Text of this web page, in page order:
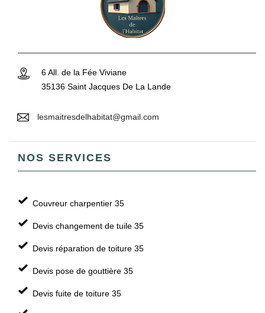
6 All. de la Fée Viviane
35136 Saint Jacques De La Lande
lesmaitresdelhabitat@gmail.com
NOS SERVICES
Couvreur charpentier 35
Devis changement de tuile 35
Devis réparation de toiture 35
Devis pose de gouttière 35
Devis fuite de toiture 35